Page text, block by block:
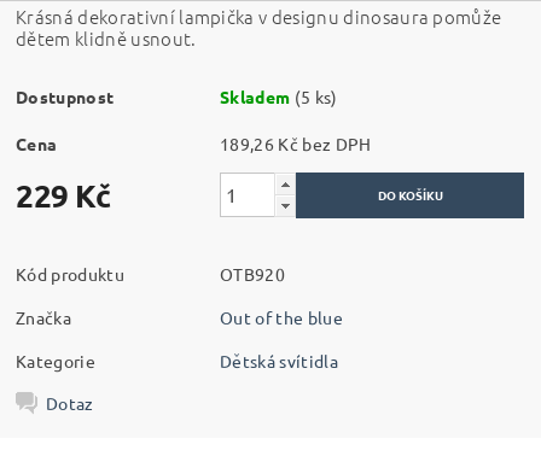
Krásná dekorativní lampička v designu dinosaura pomůže
dětem klidně usnout.
Dostupnost Skladem (5 ks)
Cena 189,26 Kč bez DPH
229 Kč
Kód produktu
OTB920
Značka
Out of the blue
Kategorie
Dětská svítidla
Dotaz